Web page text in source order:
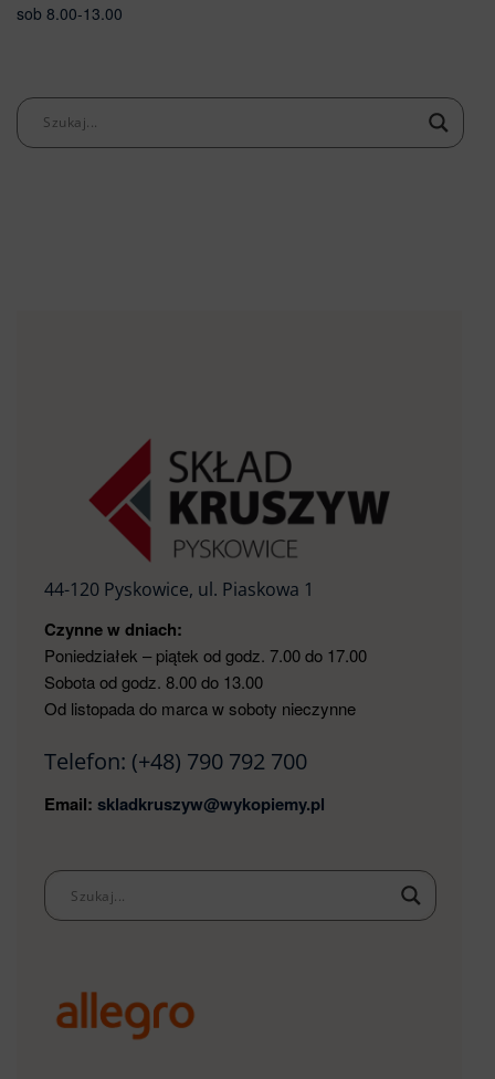
sob 8.00-13.00
44-120 Pyskowice, ul. Piaskowa 1
Czynne w dniach:
Poniedziałek – piątek od godz. 7.00 do 17.00
Sobota od godz. 8.00 do 13.00
Od listopada do marca w soboty nieczynne
Telefon: (+48) 790 792 700
Email: skladkruszyw@wykopiemy.pl